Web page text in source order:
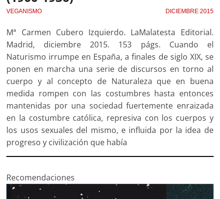
VEGANISMO DICIEMBRE 2015
Mª Carmen Cubero Izquierdo. LaMalatesta Editorial.
Madrid, diciembre 2015. 153 págs. Cuando el
Naturismo irrumpe en España, a finales de siglo XIX, se
ponen en marcha una serie de discursos en torno al
cuerpo y al concepto de Naturaleza que en buena
medida rompen con las costumbres hasta entonces
mantenidas por una sociedad fuertemente enraizada
en la costumbre católica, represiva con los cuerpos y
los usos sexuales del mismo, e influida por la idea de
progreso y civilización que había
Recomendaciones